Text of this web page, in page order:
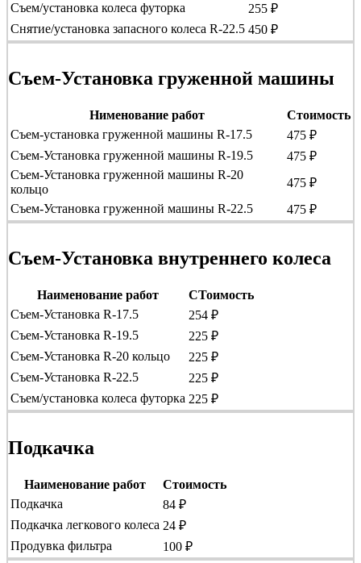
Съем/установка колеса футорка
255 ₽
Снятие/установка запасного колеса R-22.5 450 ₽
Съем-Установка груженной машины
Нименование работ
Стоимость
Съем-установка груженной машины R-17.5
475 ₽
Съем-Установка груженной машины R-19.5
475 ₽
Съем-Установка груженной машины R-20
кольцо
475 ₽
Съем-Установка груженной машины R-22.5
475 ₽
Съем-Установка внутреннего колеса
Наименование работ
СТоимость
Съем-Установка R-17.5
254 ₽
Съем-Установка R-19.5
225 ₽
Съем-Установка R-20 кольцо
225 ₽
Съем-Установка R-22.5
225 ₽
Съем/установка колеса футорка 225 ₽
Подкачка
Наименование работ
Стоимость
Подкачка
84 ₽
Подкачка легкового колеса 24 ₽
Продувка фильтра
100 ₽